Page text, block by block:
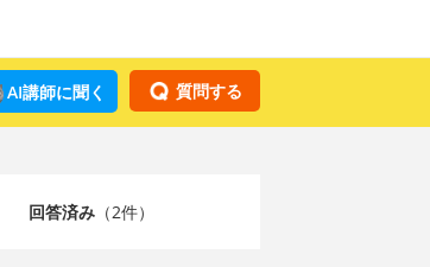
質問する
AI講師に聞く
回答済み（2件）